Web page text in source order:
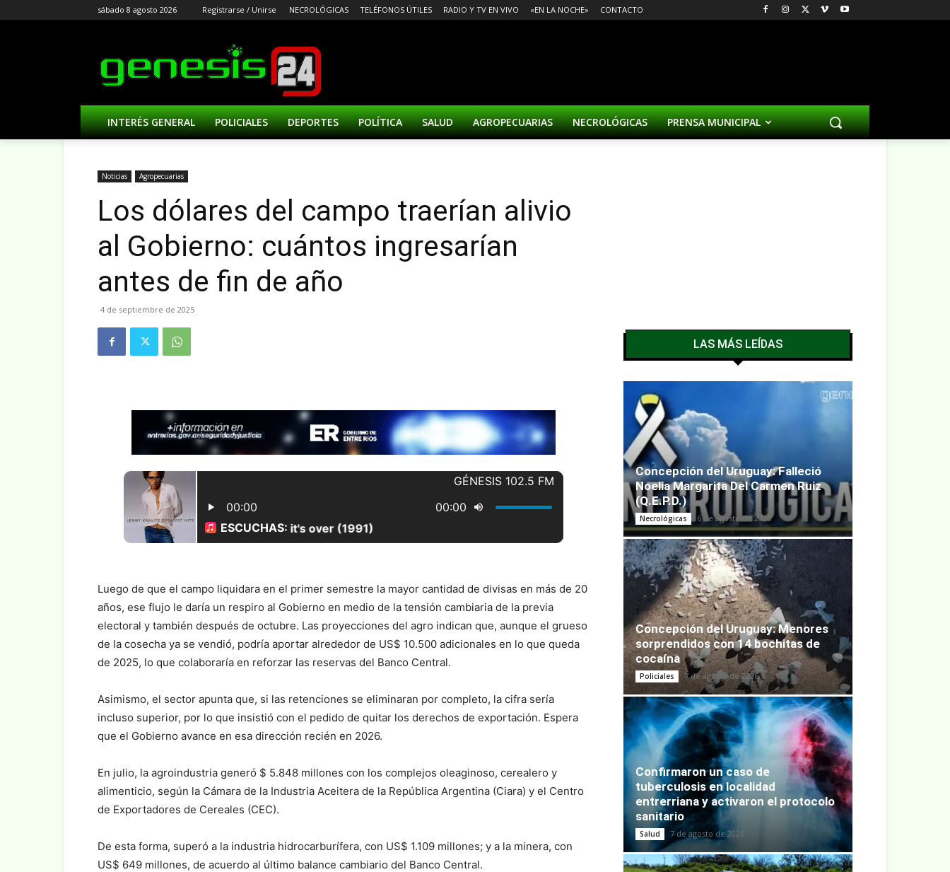
sábado 8 agosto 2026 Registrarse / Unirse NECROLÓGICAS TELÉFONOS ÚTILES RADIO Y TV EN VIVO «EN LA NOCHE» CONTACTO
INTERÉS GENERAL POLICIALES DEPORTES POLÍTICA SALUD AGROPECUARIAS NECROLÓGICAS PRENSA MUNICIPAL
Noticias Agropecuarias
Los dólares del campo traerían alivio
al Gobierno: cuántos ingresarían
antes de fin de año
4 de septiembre de 2025
Luego de que el campo liquidara en el primer semestre la mayor cantidad de divisas en más de 20
años, ese flujo le daría un respiro al Gobierno en medio de la tensión cambiaria de la previa
electoral y también después de octubre. Las proyecciones del agro indican que, aunque el grueso
de la cosecha ya se vendió, podría aportar alrededor de US$ 10.500 adicionales en lo que queda
de 2025, lo que colaboraría en reforzar las reservas del Banco Central.
Asimismo, el sector apunta que, si las retenciones se eliminaran por completo, la cifra sería
incluso superior, por lo que insistió con el pedido de quitar los derechos de exportación. Espera
que el Gobierno avance en esa dirección recién en 2026.
En julio, la agroindustria generó $ 5.848 millones con los complejos oleaginoso, cerealero y
alimenticio, según la Cámara de la Industria Aceitera de la República Argentina (Ciara) y el Centro
de Exportadores de Cereales (CEC).
De esta forma, superó a la industria hidrocarburífera, con US$ 1.109 millones; y a la minera, con
US$ 649 millones, de acuerdo al último balance cambiario del Banco Central.
LAS MÁS LEÍDAS
Concepción del Uruguay: Falleció
Noelia Margarita Del Carmen Ruiz
(Q.E.P.D.)
Necrológicas 6 de agosto de 2026
Concepción del Uruguay: Menores
sorprendidos con 14 bochitas de
cocaína
Policiales 7 de agosto de 2026
Confirmaron un caso de
tuberculosis en localidad
entrerriana y activaron el protocolo
sanitario
Salud 7 de agosto de 2026